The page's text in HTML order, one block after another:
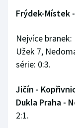
Veslování
Volejbal
Ostatní
Frýdek-Místek
Nejvíce
Užek 7,
série: 0:3.
Jičín -
Dukla Praha -
2:1.